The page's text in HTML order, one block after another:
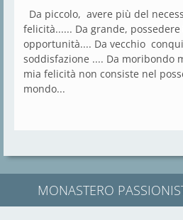
Da piccolo, avere più del
felicità...... Da grande,
opportunità.... Da vecchio
soddisfazione .... Da moribondo
mia felicità non consiste nel
mondo...
MONASTERO